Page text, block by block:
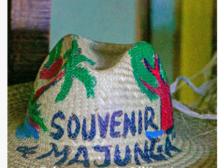
Découvrez la ville
Voyagez au rythme de la ville « cité de fleurs
» ou « moramora »: culture, gastronomie,
ambiance locale et rencontres inoubliables
vous y attendent.